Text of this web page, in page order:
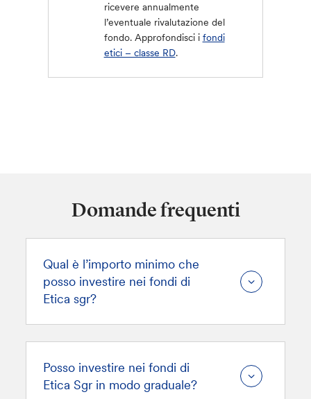
ricevere annualmente
l’eventuale rivalutazione del
fondo. Approfondisci i fondi
etici – classe RD.
Domande frequenti
Qual è l’importo minimo che
posso investire nei fondi di
Etica sgr?
Posso investire nei fondi di
Etica Sgr in modo graduale?